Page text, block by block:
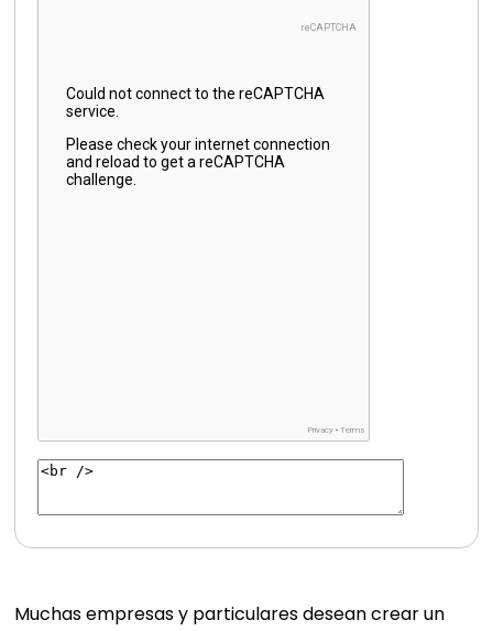
Muchas empresas y particulares desean crear un